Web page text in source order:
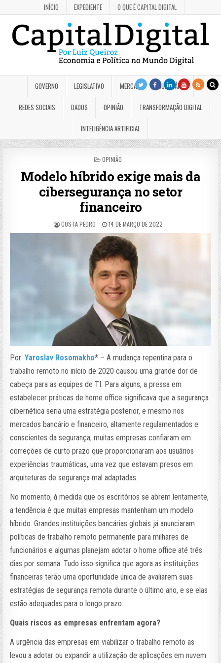
INÍCIO EXPEDIENTE O QUE É CAPITAL DIGITAL
GOVERNO LEGISLATIVO MERCADO JUDICIÁRIO
REDES SOCIAIS DADOS OPINIÃO TRANSFORMAÇÃO DIGITAL
INTELIGÊNCIA ARTIFICIAL
POSTED
OPINIÃO
Modelo híbrido exige mais da
cibersegurança no setor
financeiro
COSTA PEDRO 14 DE MARÇO DE 2022
Por:Yaroslav Rosomakho* – A mudança repentina para o
trabalho remoto no início de 2020 causou uma grande dor de
cabeça para as equipes de TI. Para alguns, a pressa em
estabelecer práticas de home office significava que a segurança
cibernética seria uma estratégia posterior, e mesmo nos
mercados bancário e financeiro, altamente regulamentados e
conscientes da segurança, muitas empresas confiaram em
correções de curto prazo que proporcionaram aos usuários
experiências traumáticas, uma vez que estavam presos em
arquiteturas de segurança mal adaptadas.
No momento, à medida que os escritórios se abrem lentamente,
a tendência é que muitas empresas mantenham um modelo
híbrido. Grandes instituições bancárias globais já anunciaram
políticas de trabalho remoto permanente para milhares de
funcionários e algumas planejam adotar o home office até três
dias por semana. Tudo isso significa que agora as instituições
financeiras terão uma oportunidade única de avaliarem suas
estratégias de segurança remota durante o último ano, e se elas
estão adequadas para o longo prazo.
Quais riscos as empresas enfrentam agora?
A urgência das empresas em viabilizar o trabalho remoto as
levou a adotar ou expandir a utilização de aplicações em nuvem